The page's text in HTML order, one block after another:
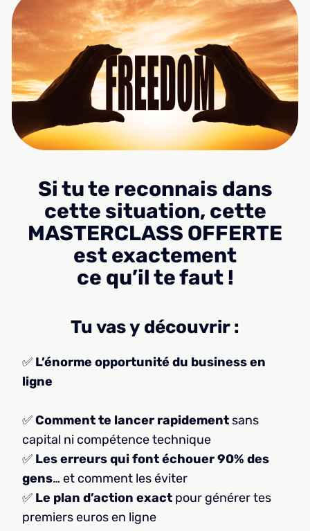
Si tu te reconnais dans
cette situation, cette
MASTERCLASS OFFERTE
est exactement
ce qu’il te faut !
Tu vas y découvrir :
✅ L’énorme opportunité du business en
ligne
✅Comment te lancer rapidement sans
capital ni compétence technique
✅ Les erreurs qui font échouer 90% des
gens… et comment les éviter
✅ Le plan d’action exact pour générer tes
premiers euros en ligne